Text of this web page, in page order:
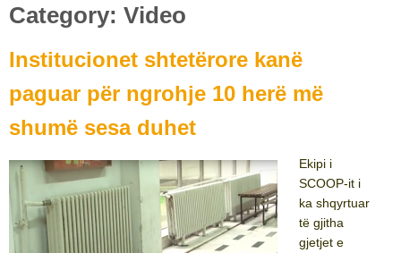
Category: Video
Institucionet shtetërore kanë
paguar për ngrohje 10 herë më
shumë sesa duhet
Ekipi i
SCOOP-it i
ka shqyrtuar
të gjitha
gjetjet e